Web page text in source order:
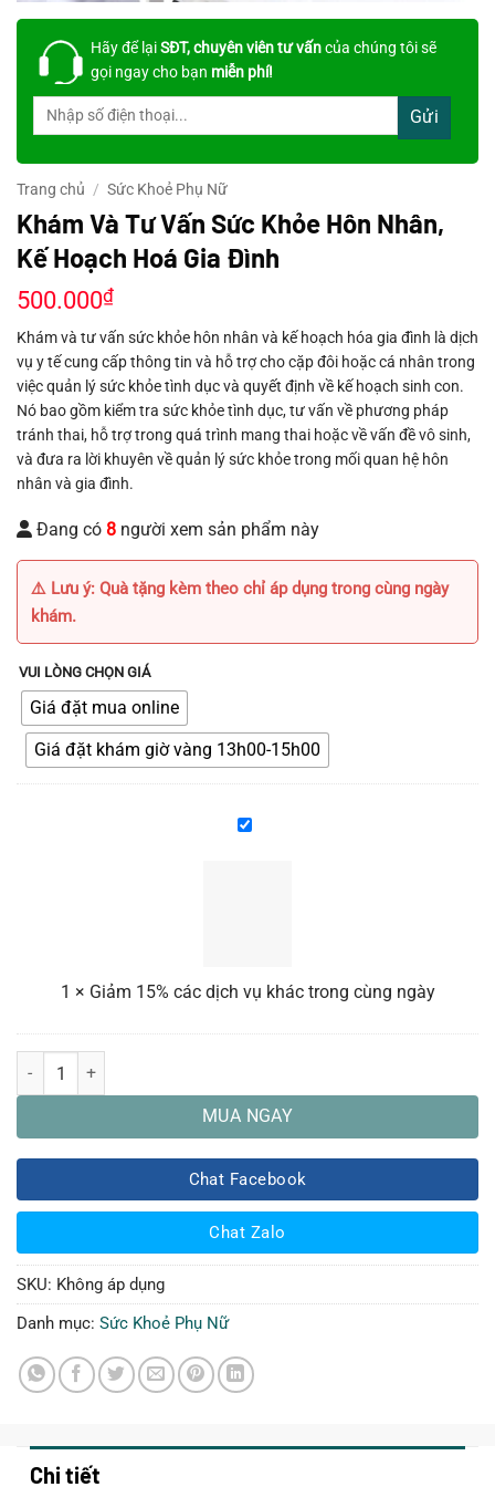
Hãy để lạiSĐT, chuyên viên tư vấncủa chúng tôi sẽ
gọi ngay cho bạn miễn phí!
Trang chủ / Sức Khoẻ Phụ Nữ
Khám Và Tư Vấn Sức Khỏe Hôn Nhân,
Kế Hoạch Hoá Gia Đình
500.000₫
Khám và tư vấn sức khỏe hôn nhân và kế hoạch hóa gia đình là dịch
vụ y tế cung cấp thông tin và hỗ trợ cho cặp đôi hoặc cá nhân trong
việc quản lý sức khỏe tình dục và quyết định về kế hoạch sinh con.
Nó bao gồm kiểm tra sức khỏe tình dục, tư vấn về phương pháp
tránh thai, hỗ trợ trong quá trình mang thai hoặc về vấn đề vô sinh,
và đưa ra lời khuyên về quản lý sức khỏe trong mối quan hệ hôn
nhân và gia đình.
Đang có 8 người xem sản phẩm này
⚠️ Lưu ý: Quà tặng kèm theo chỉ áp dụng trong cùng ngày
khám.
VUI LÒNG CHỌN GIÁ
Giá đặt mua online
Giá đặt khám giờ vàng 13h00-15h00
Giảm
cùng
1 × Giảm 15% các dịch vụ khác trong cùng ngày
Khám Và Tư Vấn Sức Khỏe Hôn Nhân, Kế Hoạch Hoá Gia Đình số
MUA NGAY
Chat Facebook
Chat Zalo
SKU: Không áp dụng
Danh mục: Sức Khoẻ Phụ Nữ
Chi tiết